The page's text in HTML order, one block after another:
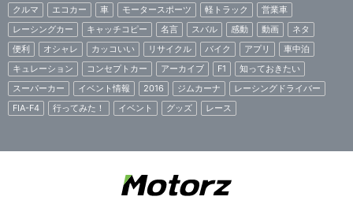
クルマ エコカー 車 モータースポーツ 軽トラック
営業車
レーシングカー
キャッチコピー 名言 スバル 感動 動画
ネタ
便利
オシャレ カッコいい リサイクル バイク アプリ
車中泊
キュレーション
コンセプトカー アーカイブ F1
知っておきたい
スーパーカー
イベント情報 2016 ジムカーナ
レーシングドライバー
FIA-F4
行ってみた！ イベント グッズ レース